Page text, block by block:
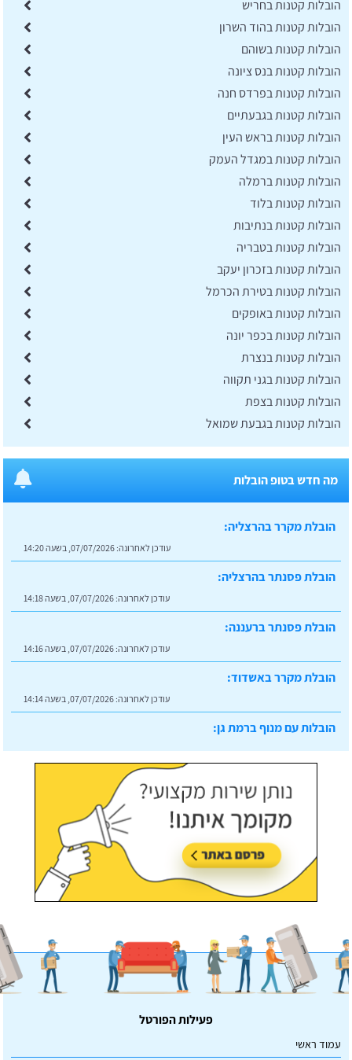
הובלות קטנות בחריש
הובלות קטנות בהוד השרון
הובלות קטנות בשוהם
הובלות קטנות בנס ציונה
הובלות קטנות בפרדס חנה
הובלות קטנות בגבעתיים
הובלות קטנות בראש העין
הובלות קטנות במגדל העמק
הובלות קטנות ברמלה
הובלות קטנות בלוד
הובלות קטנות בנתיבות
הובלות קטנות בטבריה
הובלות קטנות בזכרון יעקב
הובלות קטנות בטירת הכרמל
הובלות קטנות באופקים
הובלות קטנות בכפר יונה
הובלות קטנות בנצרת
הובלות קטנות בגני תקווה
הובלות קטנות בצפת
הובלות קטנות בגבעת שמואל
מה חדש בטופ הובלות
הובלת מקרר בהרצליה:
עודכן לאחרונה: 07/07/2026, בשעה 14:20
הובלת פסנתר בהרצליה:
עודכן לאחרונה: 07/07/2026, בשעה 14:18
הובלת פסנתר ברעננה:
עודכן לאחרונה: 07/07/2026, בשעה 14:16
הובלת מקרר באשדוד:
עודכן לאחרונה: 07/07/2026, בשעה 14:14
הובלות עם מנוף ברמת גן:
עודכן לאחרונה:07/07/2026, בשעה 14:23
פעילות הפורטל
עמוד ראשי